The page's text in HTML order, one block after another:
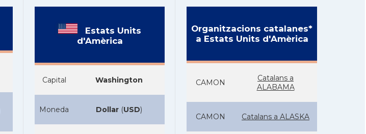
Estats Units
d'Amèrica
Capital Washington
Moneda Dollar (USD)
Organitzacions catalanes*
a Estats Units d'Amèrica
CAMON
Catalans a
ALABAMA
CAMON Catalans a ALASKA